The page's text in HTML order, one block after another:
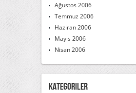
Ağustos 2006
Temmuz 2006
Haziran 2006
Mayıs 2006
Nisan 2006
Kategoriler